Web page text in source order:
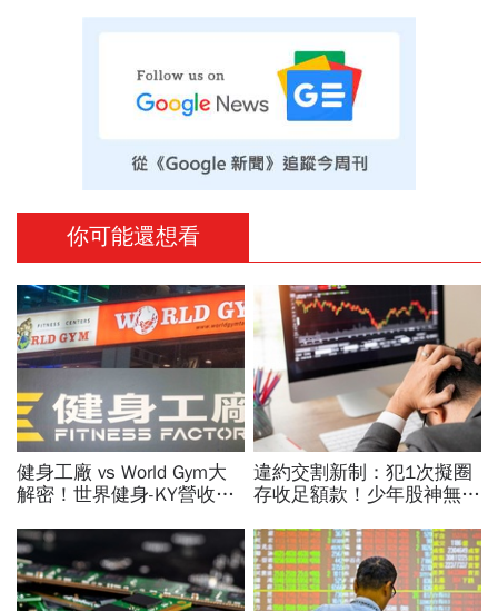
你可能還想看
健身工廠 vs World Gym大
解密！世界健身-KY營收大
課、會籍…誰才是真正賺錢
金雞母？
違約交割新制：犯1次擬圈
存收足額款！少年股神無本
違約交割後果「想貸款都
難」